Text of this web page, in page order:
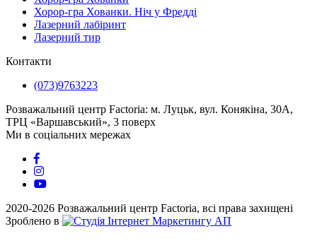
Хорор-гра Хованки. Ніч у Фредді
Лазерний лабіринт
Лазерний тир
Контакти
(073)9763223
Розважальний центр Factoria: м. Луцьк, ​вул. Конякіна, 30А,
ТРЦ «Варшавський», 3 поверх
Ми в соціальних мережах
2020-2026 Розважальний центр Factoria, всі права захищені
Зроблено в